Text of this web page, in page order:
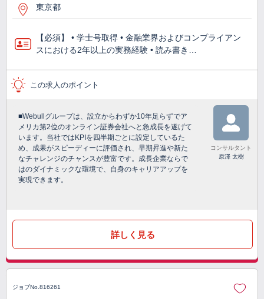
東京都
【必須】 • 学士号取得 • 金融業界およびコンプライアン
スにおける2年以上の実務経験 • 読み書き…
この求人のポイント
■Webullグループは、設立からわずか10年足らずでア
メリカ第2位のオンライン証券会社へと急成長を遂げて
います。当社ではKPIを四半期ごとに設定しているた
め、成果がスピーディーに評価され、早期昇進や新た
なチャレンジのチャンスが豊富です。成長企業ならで
はのダイナミックな環境で、自身のキャリアアップを
実現できます。
コンサルタント
原澤 太樹
詳しく見る
ジョブNo.816261